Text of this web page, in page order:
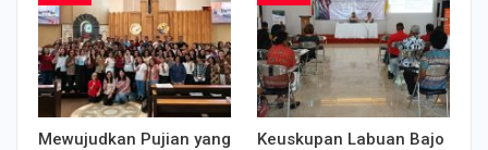
Mewujudkan Pujian yang
Keuskupan Labuan Bajo